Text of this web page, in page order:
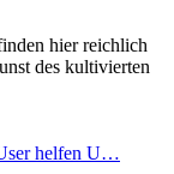
hier reichlich
des kultivierten
helfen U…